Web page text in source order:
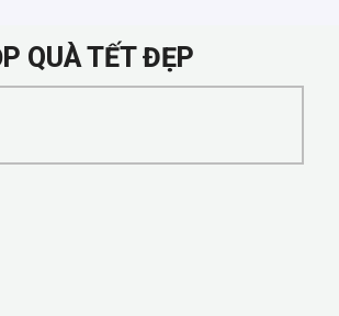
QUÀ TẾT ĐẸP